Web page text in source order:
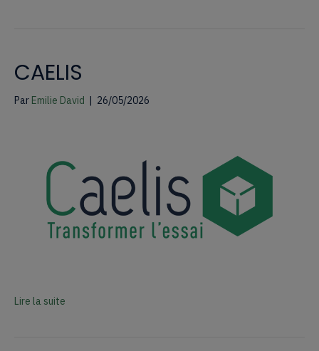
CAELIS
Par Emilie David | 26/05/2026
Lire la suite